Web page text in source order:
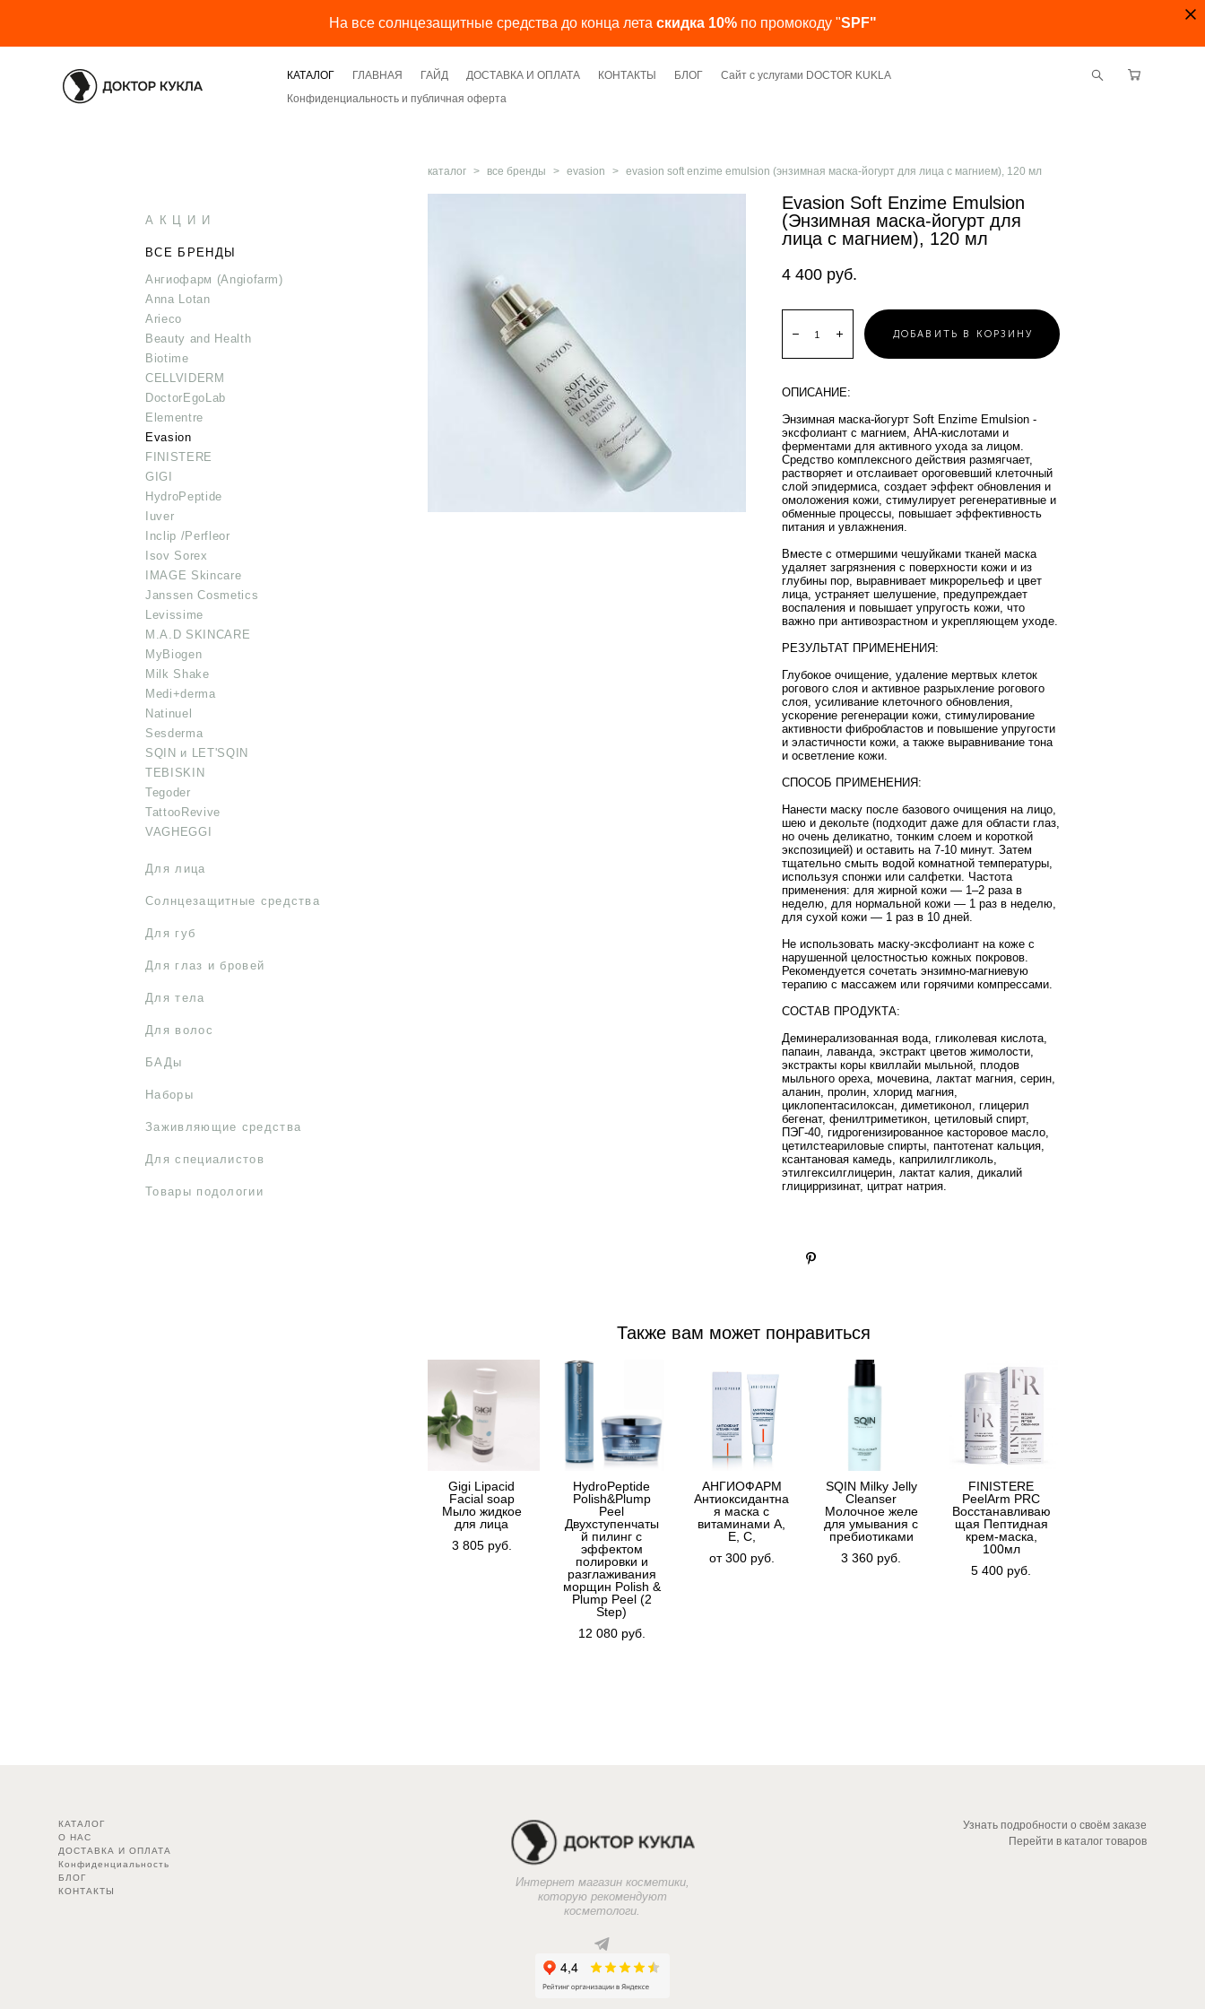
На все солнцезащитные средства до конца лета скидка 10%по промокоду "SPF"
КАТАЛОГ ГЛАВНАЯ ГАЙД ДОСТАВКА И ОПЛАТА КОНТАКТЫ БЛОГ
Сайт с услугами DOCTOR KUKLA
Конфиденциальность и публичная оферта
А К Ц И И
ВСЕ БРЕНДЫ
Ангиофарм (Angiofarm)
Anna Lotan
Arieco
Beauty and Health
Biotime
CELLVIDERM
DoctorEgoLab
Elementre
Evasion
FINISTERE
GIGI
HydroPeptide
Iuver
Inclip /Perfleor
Isov Sorex
IMAGE Skincare
Janssen Cosmetics
Levissime
M.A.D SKINCARE
MyBiogen
Milk Shake
Medi+derma
Natinuel
Sesderma
SQIN и LET'SQIN
TEBISKIN
Tegoder
TattooRevive
VAGHEGGI
Для лица
Солнцезащитные средства
Для губ
Для глаз и бровей
Для тела
Для волос
БАДы
Наборы
Заживляющие средства
Для специалистов
Товары подологии
каталог > все бренды > evasion > evasion soft enzime emulsion (энзимная маска-йогурт для лица с магнием), 120 мл
Evasion Soft Enzime Emulsion
(Энзимная маска-йогурт для
лица с магнием), 120 мл
4 400 pуб.
ДОБАВИТЬ В КОРЗИНУ
ОПИСАНИЕ:
Энзимная маска-йогурт Soft Enzime Emulsion -
эксфолиант с магнием, AHA-кислотами и
ферментами для активного ухода за лицом.
Средство комплексного действия размягчает,
растворяет и отслаивает ороговевший клеточный
слой эпидермиса, создает эффект обновления и
омоложения кожи, стимулирует регенеративные и
обменные процессы, повышает эффективность
питания и увлажнения.
Вместе с отмершими чешуйками тканей маска
удаляет загрязнения с поверхности кожи и из
глубины пор, выравнивает микрорельеф и цвет
лица, устраняет шелушение, предупреждает
воспаления и повышает упругость кожи, что
важно при антивозрастном и укрепляющем уходе.
РЕЗУЛЬТАТ ПРИМЕНЕНИЯ:
Глубокое очищение, удаление мертвых клеток
рогового слоя и активное разрыхление рогового
слоя, усиливание клеточного обновления,
ускорение регенерации кожи, стимулирование
активности фибробластов и повышение упругости
и эластичности кожи, а также выравнивание тона
и осветление кожи.
СПОСОБ ПРИМЕНЕНИЯ:
Нанести маску после базового очищения на лицо,
шею и декольте (подходит даже для области глаз,
но очень деликатно, тонким слоем и короткой
экспозицией) и оставить на 7-10 минут. Затем
тщательно смыть водой комнатной температуры,
используя спонжи или салфетки. Частота
применения: для жирной кожи — 1–2 раза в
неделю, для нормальной кожи — 1 раз в неделю,
для сухой кожи — 1 раз в 10 дней.
Не использовать маску-эксфолиант на коже с
нарушенной целостностью кожных покровов.
Рекомендуется сочетать энзимно-магниевую
терапию с массажем или горячими компрессами.
СОСТАВ ПРОДУКТА:
Деминерализованная вода, гликолевая кислота,
папаин, лаванда, экстракт цветов жимолости,
экстракты коры квиллайи мыльной, плодов
мыльного ореха, мочевина, лактат магния, серин,
аланин, пролин, хлорид магния,
циклопентасилоксан, диметиконол, глицерил
бегенат, фенилтриметикон, цетиловый спирт,
ПЭГ-40, гидрогенизированное касторовое масло,
цетилстеариловые спирты, пантотенат кальция,
ксантановая камедь, каприлилгликоль,
этилгексилглицерин, лактат калия, дикалий
глицирризинат, цитрат натрия.
Также вам может понравиться
Gigi Lipacid
Facial soap
Мыло жидкое
для лица
3 805 pуб.
HydroPeptide
Polish&Plump
Peel
Двухступенчаты
й пилинг с
эффектом
полировки и
разглаживания
морщин Polish &
Plump Peel (2
Step)
12 080 pуб.
АНГИОФАРМ
Антиоксидантна
я маска с
витаминами А,
Е, С,
от 300 pуб.
SQIN Milky Jelly
Cleanser
Молочное желе
для умывания с
пребиотиками
3 360 pуб.
FINISTERE
PeelArm PRC
Восстанавливаю
щая Пептидная
крем-маска,
100мл
5 400 pуб.
КАТАЛОГ
О НАС
ДОСТАВКА И ОПЛАТА
Конфиденциальность
БЛОГ
КОНТАКТЫ
Интернет магазин косметики,
которую рекомендуют
косметологи.
Узнать подробности о своём заказе
Перейти в каталог товаров